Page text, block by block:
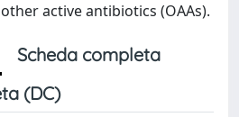
other active antibiotics (OAAs).
Scheda completa
(DC)